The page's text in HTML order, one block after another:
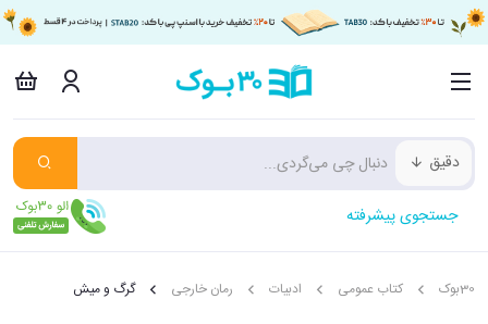
دقیق
جستجوی پیشرفته
30بوک کتاب عمومی ادبیات رمان خارجی گرگ و میش